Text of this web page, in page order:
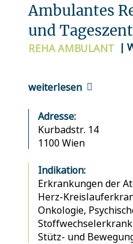
Ambulantes
und
REHAAMBULANT |
weiterlesen
Adresse:
Kurbadstr. 14
1100 Wien
Indikation:
Erkrankungen der
Herz-
Onkologie,
Stütz- und